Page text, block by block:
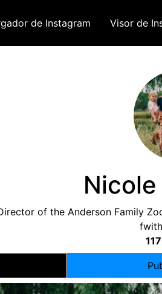
de Instagram Visor de
of the Anderson Family